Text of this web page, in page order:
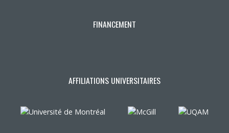
FINANCEMENT
AFFILIATIONS UNIVERSITAIRES